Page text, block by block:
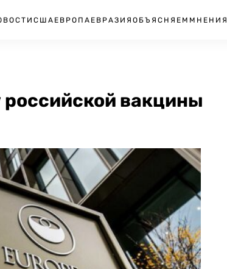
США ЕВРОПА ЕВРАЗИЯ ОБЪЯСНЯЕМ МНЕНИЯ
вакцины